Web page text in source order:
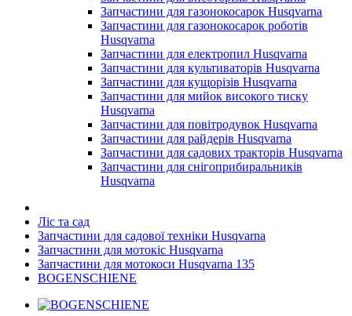
Запчастини для газонокосарок Husqvarna
Запчастини для газонокосарок роботів
Husqvarna
Запчастини для електропил Husqvarna
Запчастини для культиваторів Husqvarna
Запчастини для кущорізів Husqvarna
Запчастини для мийок високого тиску
Husqvarna
Запчастини для повітродувок Husqvarna
Запчастини для райдерів Husqvarna
Запчастини для садових тракторів Husqvarna
Запчастини для снігоприбиральників
Husqvarna
Ліс та сад
Запчастини для садової техніки Husqvarna
Запчастини для мотокіс Husqvarna
Запчастини для мотокоси Husqvarna 135
BOGENSCHIENE